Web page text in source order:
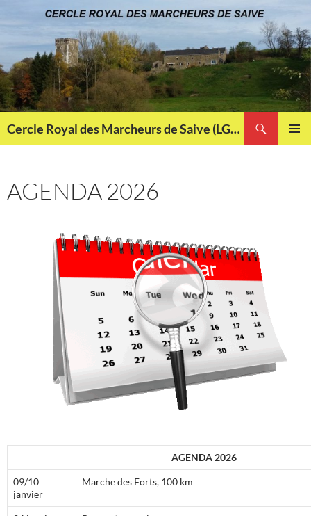
au
Cercle Royal des Marcheurs de Saive (LG013)
AGENDA 2026
AGENDA 2026
09/10
janvier
Marche des Forts, 100 km